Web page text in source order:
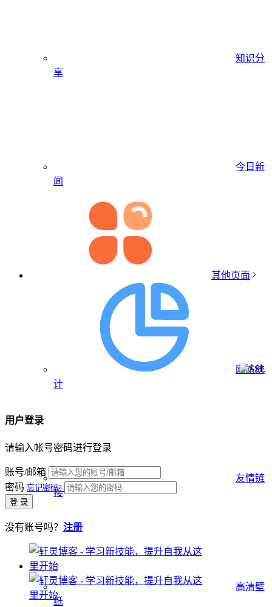
知识分
享
今日新
闻
其他页面
网站统
计
友情链
接
高清壁
纸
用户登录
请输入帐号密码进行登录
账号/邮箱
密码 忘记密码?
登 录
没有账号吗？ 注册